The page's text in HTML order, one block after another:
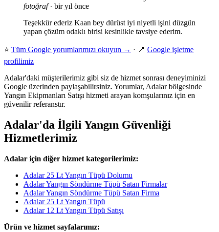
fotoğraf· bir yıl önce
Teşekkür ederiz Kaan bey dürüst iyi niyetli işini düzgün
yapan çözüm odaklı birisi kesinlikle tavsiye ederim.
⭐ Tüm Google yorumlarımızı okuyun → · 📍 Google işletme
profilimiz
Adalar'daki müşterilerimiz gibi siz de hizmet sonrası deneyiminizi
Google üzerinden paylaşabilirsiniz. Yorumlar, Adalar bölgesinde
Yangın Ekipmanları Satışı hizmeti arayan komşularınız için en
güvenilir referanstır.
Adalar'da İlgili Yangın Güvenliği
Hizmetlerimiz
Adalar için diğer hizmet kategorilerimiz:
Adalar 25 Lt Yangın Tüpü Dolumu
Adalar Yangın Söndürme Tüpü Satan Firmalar
Adalar Yangın Söndürme Tüpü Satan Firma
Adalar 25 Lt Yangın Tüpü
Adalar 12 Lt Yangın Tüpü Satışı
Ürün ve hizmet sayfalarımız: